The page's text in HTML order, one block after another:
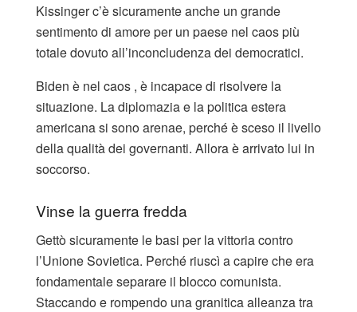
Kissinger c’è sicuramente anche un grande
sentimento di amore per un paese nel caos più
totale dovuto all’inconcludenza dei democratici.
Biden è nel caos , è incapace di risolvere la
situazione. La diplomazia e la politica estera
americana si sono arenae, perché è sceso il livello
della qualità dei governanti. Allora è arrivato lui in
soccorso.
Vinse la guerra fredda
Gettò sicuramente le basi per la vittoria contro
l’Unione Sovietica. Perché riuscì a capire che era
fondamentale separare il blocco comunista.
Staccando e rompendo una granitica alleanza tra